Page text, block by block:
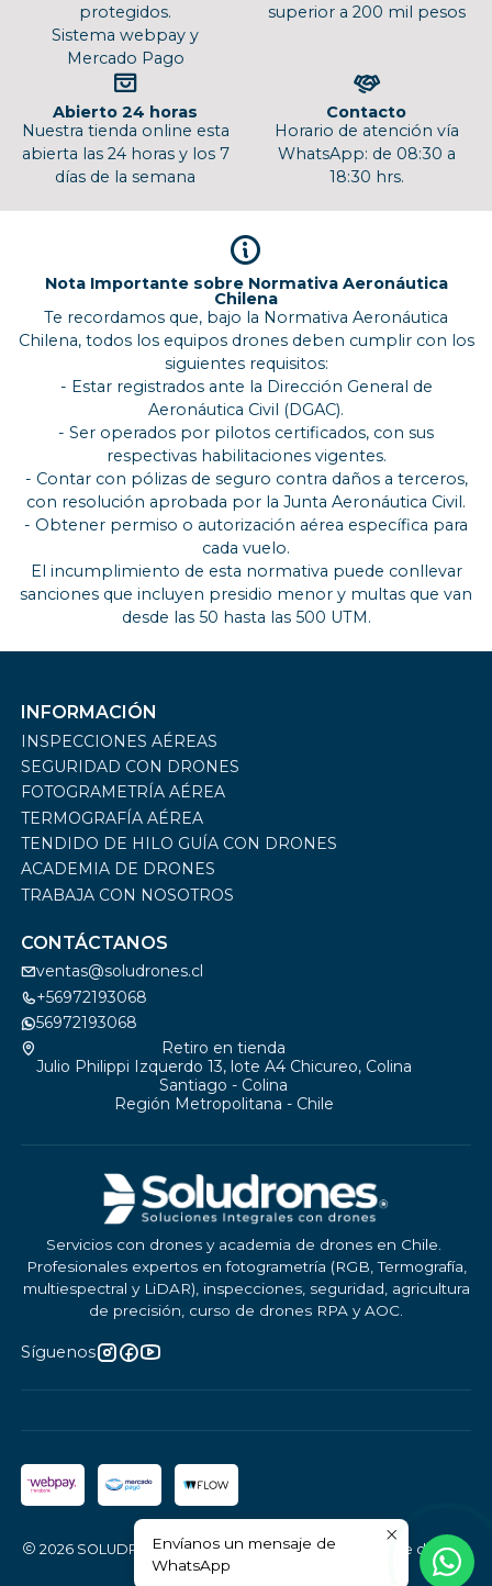
protegidos.
Sistema webpay y
Mercado Pago
superior a 200 mil pesos
Abierto 24 horas
Nuestra tienda online esta
abierta las 24 horas y los 7
días de la semana
Contacto
Horario de atención vía
WhatsApp: de 08:30 a
18:30 hrs.
Nota Importante sobre Normativa Aeronáutica
Chilena
Te recordamos que, bajo la Normativa Aeronáutica
Chilena, todos los equipos drones deben cumplir con los
siguientes requisitos:
- Estar registrados ante la Dirección General de
Aeronáutica Civil (DGAC).
- Ser operados por pilotos certificados, con sus
respectivas habilitaciones vigentes.
- Contar con pólizas de seguro contra daños a terceros,
con resolución aprobada por la Junta Aeronáutica Civil.
- Obtener permiso o autorización aérea específica para
cada vuelo.
El incumplimiento de esta normativa puede conllevar
sanciones que incluyen presidio menor y multas que van
desde las 50 hasta las 500 UTM.
INFORMACIÓN
INSPECCIONES AÉREAS
SEGURIDAD CON DRONES
FOTOGRAMETRÍA AÉREA
TERMOGRAFÍA AÉREA
TENDIDO DE HILO GUÍA CON DRONES
ACADEMIA DE DRONES
TRABAJA CON NOSOTROS
CONTÁCTANOS
ventas@soludrones.cl
+56972193068
56972193068
Retiro en tienda
Julio Philippi Izquerdo 13, lote A4 Chicureo, Colina
Santiago - Colina
Región Metropolitana - Chile
Servicios con drones y academia de drones en Chile.
Profesionales expertos en fotogrametría (RGB, Termografía,
multiespectral y LiDAR), inspecciones, seguridad, agricultura
de precisión, curso de drones RPA y AOC.
Síguenos
2026 SOLUDRONES | Servicios aéreo y Academia de drones.
Todos los derechos reservados
Envíanos un mensaje de
WhatsApp